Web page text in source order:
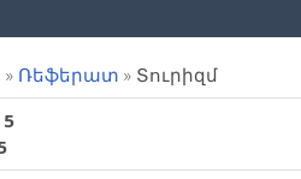
» Ռեֆերատ » Տուրիզմ
5